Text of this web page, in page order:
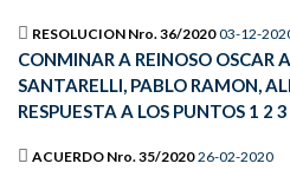
RESOLUCION Nro. 36/2020 03-12-
CONMINAR A REINOSO OSCAR
SANTARELLI, PABLO RAMON,
RESPUESTA A LOS PUNTOS 1 2
ACUERDO Nro. 35/2020 26-02-2020